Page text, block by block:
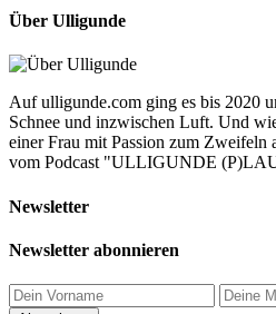
Über Ulligunde
Auf ulligunde.com ging es bis 2020
Schnee und inzwischen Luft. Und
einer Frau mit Passion zum Zweifeln
vom Podcast "ULLIGUNDE
Newsletter
Newsletter abonnieren